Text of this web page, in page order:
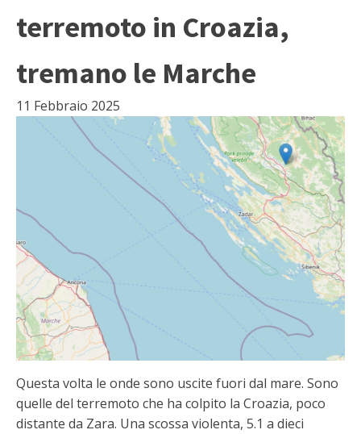
terremoto in Croazia,
tremano le Marche
11 Febbraio 2025
Questa volta le onde sono uscite fuori dal mare. Sono
quelle del terremoto che ha colpito la Croazia, poco
distante da Zara. Una scossa violenta, 5.1 a dieci